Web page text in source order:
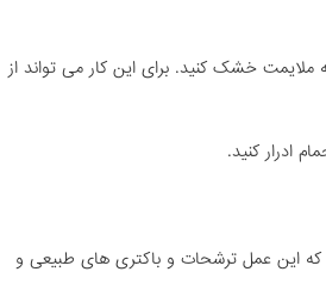
ملایمت خشک کنید. برای این کار می تواند از
که این عمل ترشحات و باکتری های طبیعی و